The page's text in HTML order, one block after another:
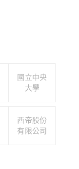
國立中央
大學
西帝股份
有限公司